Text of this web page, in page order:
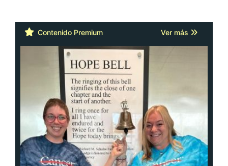
Contenido Premium Ver más